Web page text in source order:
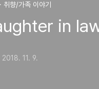
취향/가족 이야기
in
2018. 11. 9.